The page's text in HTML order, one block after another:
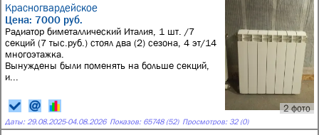
Красногвардейское
2 фото
Цена: 7000 руб.
Радиатор биметаллический Италия, 1 шт. /7
секций (7 тыс.руб.) стоял два (2) сезона, 4 эт/14
многоэтажка.
Вынуждены были поменять на больше секций,
и...
Даты: 29.08.2025-04.08.2026 Показов: 65748 (52) Просмотров: 32 (0)